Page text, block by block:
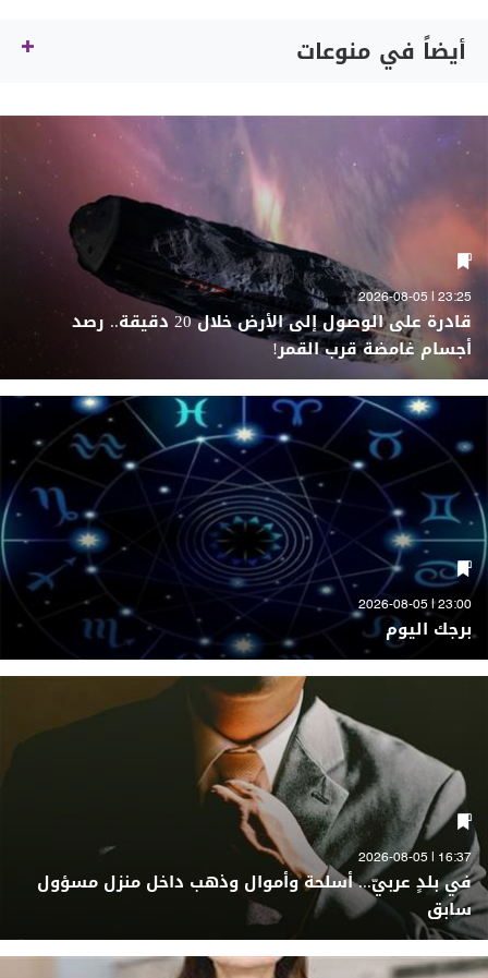
أيضاً في منوعات
23:25 | 2026-08-05
قادرة على الوصول إلى الأرض خلال 20 دقيقة.. رصد
أجسام غامضة قرب القمر!
23:00 | 2026-08-05
برجك اليوم
16:37 | 2026-08-05
في بلدٍ عربيّ... أسلحة وأموال وذهب داخل منزل مسؤول
سابق